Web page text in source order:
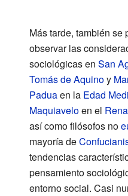
Más tarde, también se
observar las
sociológicas en San
Tomás de Aquinoy
Paduaen la Edad
Maquiaveloen el
así como filósofos no
mayoría de
tendencias
pensamiento
entorno social. Casi